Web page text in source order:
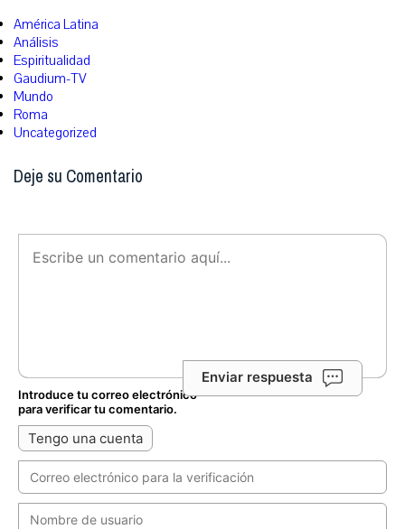
América Latina
Análisis
Espiritualidad
Gaudium-TV
Mundo
Roma
Uncategorized
Deje su Comentario
Enviar respuesta
Introduce tu correo electrónico
para verificar tu comentario.
Tengo una cuenta